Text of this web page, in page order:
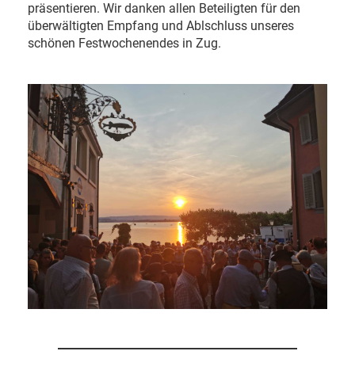
präsentieren. Wir danken allen Beteiligten für den
überwältigten Empfang und Ablschluss unseres
schönen Festwochenendes in Zug.